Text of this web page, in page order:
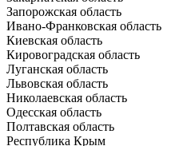
Запорожская область
Ивано-Франковская область
Киевская область
Кировоградская область
Луганская область
Львовская область
Николаевская область
Одесская область
Полтавская область
Республика Крым